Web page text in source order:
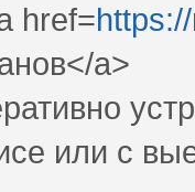
href=
a>
или с